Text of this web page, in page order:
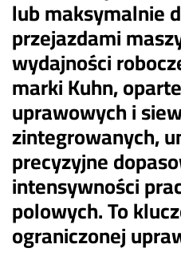
lub maksymalnie
przejazdami
wydajności
marki Kuhn,
uprawowych i
zintegrowanych,
precyzyjne
intensywności
polowych. To
ograniczonej